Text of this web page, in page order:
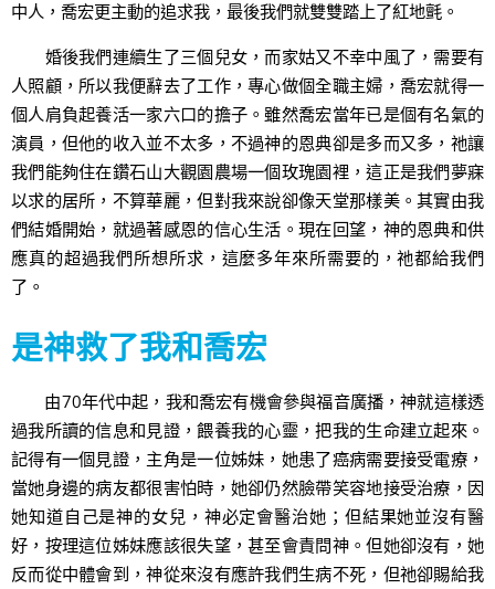
中人，喬宏更主動的追求我，最後我們就雙雙踏上了紅地氈。
婚後我們連續生了三個兒女，而家姑又不幸中風了，需要有
人照顧，所以我便辭去了工作，專心做個全職主婦，喬宏就得一
個人肩負起養活一家六口的擔子。雖然喬宏當年已是個有名氣的
演員，但他的收入並不太多，不過神的恩典卻是多而又多，祂讓
我們能夠住在鑽石山大觀園農場一個玫瑰園裡，這正是我們夢寐
以求的居所，不算華麗，但對我來說卻像天堂那樣美。其實由我
們結婚開始，就過著感恩的信心生活。現在回望，神的恩典和供
應真的超過我們所想所求，這麼多年來所需要的，祂都給我們
了。
是神救了我和喬宏
由70年代中起，我和喬宏有機會參與福音廣播，神就這樣透
過我所讀的信息和見證，餵養我的心靈，把我的生命建立起來。
記得有一個見證，主角是一位姊妹，她患了癌病需要接受電療，
當她身邊的病友都很害怕時，她卻仍然臉帶笑容地接受治療，因
她知道自己是神的女兒，神必定會醫治她；但結果她並沒有醫
好，按理這位姊妹應該很失望，甚至會責問神。但她卻沒有，她
反而從中體會到，神從來沒有應許我們生病不死，但祂卻賜給我